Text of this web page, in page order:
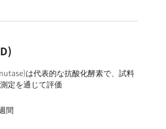
は代表的な抗酸化酵素で、試料
定を通じて評価
間